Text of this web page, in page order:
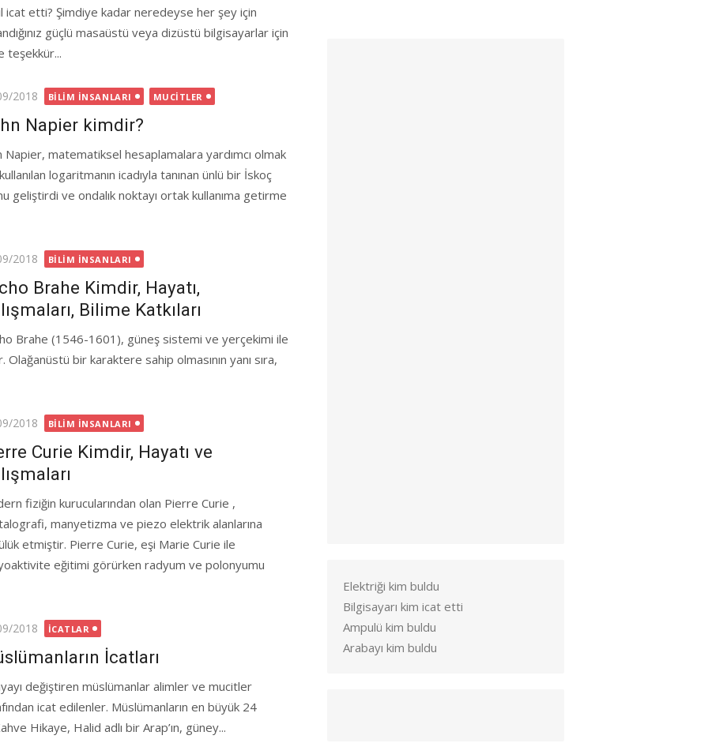
icat etti? Şimdiye kadar neredeyse her şey için
güçlü masaüstü veya dizüstü bilgisayarlar için
teşekkür...
2018 BILIM İNSANLARI MUCITLER
Napier kimdir?
Napier, matematiksel hesaplamalara yardımcı olmak
logaritmanın icadıyla tanınan ünlü bir İskoç
geliştirdi ve ondalık noktayı ortak kullanıma getirme
2018 BILIM İNSANLARI
Brahe Kimdir, Hayatı,
Bilime Katkıları
Brahe (1546-1601), güneş sistemi ve yerçekimi ile
Olağanüstü bir karaktere sahip olmasının yanı sıra,
2018 BILIM İNSANLARI
Curie Kimdir, Hayatı ve
fiziğin kurucularından olan Pierre Curie ,
manyetizma ve piezo elektrik alanlarına
etmiştir. Pierre Curie, eşi Marie Curie ile
eğitimi görürken radyum ve polonyumu
2018 İCATLAR
İcatları
değiştiren müslümanlar alimler ve mucitler
icat edilenler. Müslümanların en büyük 24
Hikaye, Halid adlı bir Arap’ın, güney...
Elektriği kim buldu
Bilgisayarı kim icat etti
Ampulü kim buldu
Arabayı kim buldu